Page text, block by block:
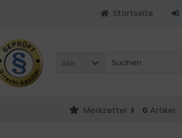
Startseite
Alle
Merkzettel 0 Artikel